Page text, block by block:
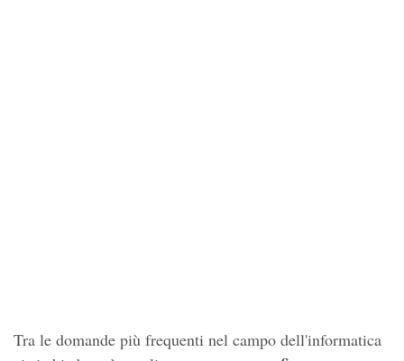
Tra le domande più frequenti nel campo dell'informatica